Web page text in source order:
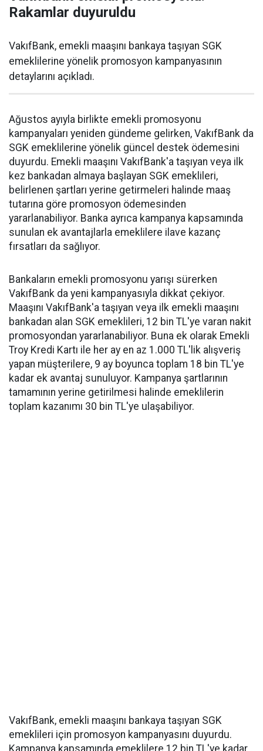
Rakamlar duyuruldu
VakıfBank, emekli maaşını bankaya taşıyan SGK
emeklilerine yönelik promosyon kampanyasının
detaylarını açıkladı.
Ağustos ayıyla birlikte emekli promosyonu
kampanyaları yeniden gündeme gelirken, VakıfBank da
SGK emeklilerine yönelik güncel destek ödemesini
duyurdu. Emekli maaşını VakıfBank'a taşıyan veya ilk
kez bankadan almaya başlayan SGK emeklileri,
belirlenen şartları yerine getirmeleri halinde maaş
tutarına göre promosyon ödemesinden
yararlanabiliyor. Banka ayrıca kampanya kapsamında
sunulan ek avantajlarla emeklilere ilave kazanç
fırsatları da sağlıyor.
Bankaların emekli promosyonu yarışı sürerken
VakıfBank da yeni kampanyasıyla dikkat çekiyor.
Maaşını VakıfBank'a taşıyan veya ilk emekli maaşını
bankadan alan SGK emeklileri, 12 bin TL'ye varan nakit
promosyondan yararlanabiliyor. Buna ek olarak Emekli
Troy Kredi Kartı ile her ay en az 1.000 TL'lik alışveriş
yapan müşterilere, 9 ay boyunca toplam 18 bin TL'ye
kadar ek avantaj sunuluyor. Kampanya şartlarının
tamamının yerine getirilmesi halinde emeklilerin
toplam kazanımı 30 bin TL'ye ulaşabiliyor.
VakıfBank, emekli maaşını bankaya taşıyan SGK
emeklileri için promosyon kampanyasını duyurdu.
Kampanya kapsamında emeklilere 12 bin TL'ye kadar